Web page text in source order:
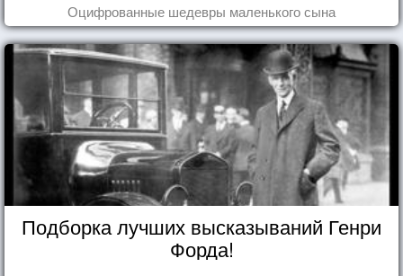
Оцифрованные шедевры маленького сына
Подборка лучших высказываний Генри
Форда!